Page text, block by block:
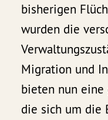
bisherigen
wurden die
Migration und
bieten nun eine
die sich um die